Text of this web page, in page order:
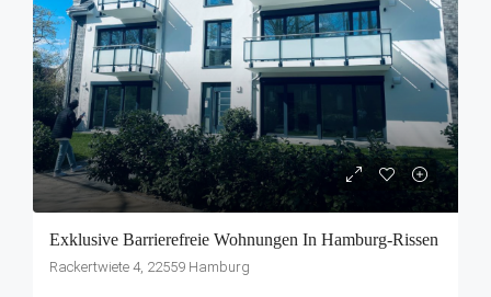
Exklusive Barrierefreie Wohnungen In Hamburg-Rissen
Rackertwiete 4, 22559 Hamburg